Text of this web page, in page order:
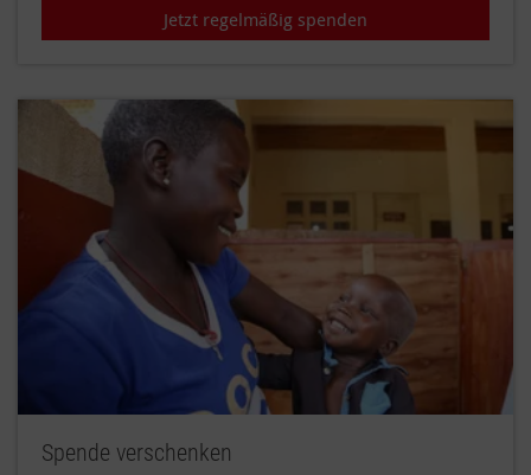
Jetzt regelmäßig spenden
Spende verschenken